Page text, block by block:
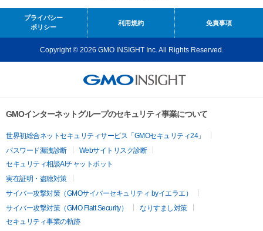
プライバシー
ポリシー
利用規約 免責事項
Copyright © 2026 GMO INSIGHT Inc. All Rights Reserved.
GMOインターネットグループのセキュリティ事業について
世界初総合ネットセキュリティサービス「GMOセキュリティ24」
パスワード漏洩診断
Webサイトリスク診断
セキュリティ相談AIチャットボット
実在証明・盗聴対策
サイバー攻撃対策（GMOサイバーセキュリティ byイエラエ）
サイバー攻撃対策（GMO Flatt Security）
なりすまし対策
セキュリティ事業の軌跡